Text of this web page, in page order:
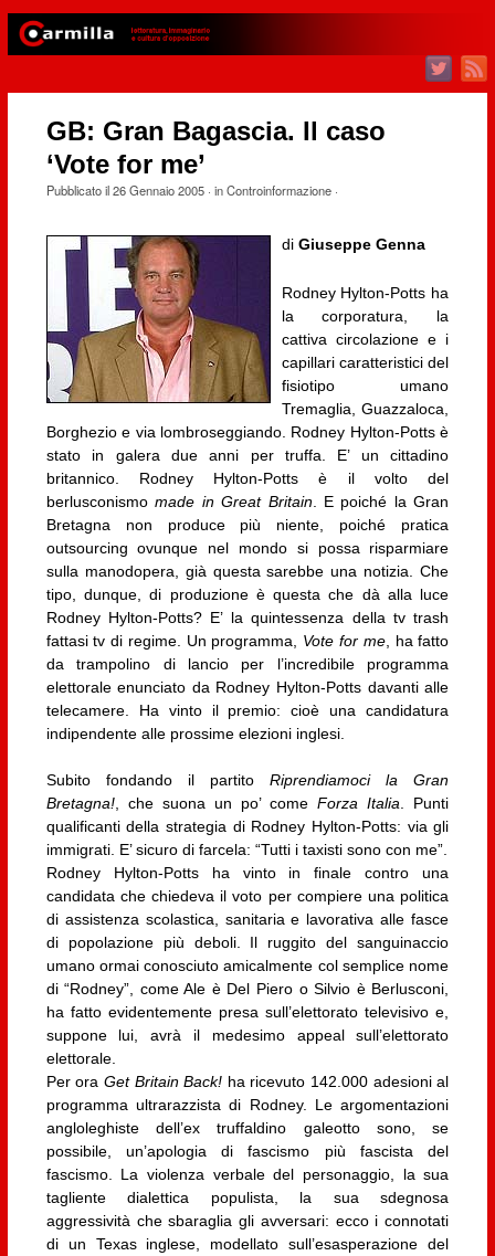
GB: Gran Bagascia. Il caso
‘Vote for me’
Pubblicato il26 Gennaio 2005· inControinformazione·
di Giuseppe Genna
Rodney Hylton-Potts ha
la corporatura, la
cattiva circolazione e i
capillari caratteristici del
fisiotipo umano
Tremaglia, Guazzaloca,
Borghezio e via lombroseggiando. Rodney Hylton-Potts è
stato in galera due anni per truffa. E’ un cittadino
britannico. Rodney Hylton-Potts è il volto del
berlusconismomade in Great Britain. E poiché la Gran
Bretagna non produce più niente, poiché pratica
outsourcing ovunque nel mondo si possa risparmiare
sulla manodopera, già questa sarebbe una notizia. Che
tipo, dunque, di produzione è questa che dà alla luce
Rodney Hylton-Potts? E’ la quintessenza della tv trash
fattasi tv di regime. Un programma, Vote for me, ha fatto
da trampolino di lancio per l’incredibile programma
elettorale enunciato da Rodney Hylton-Potts davanti alle
telecamere. Ha vinto il premio: cioè una candidatura
indipendente alle prossime elezioni inglesi.
Subito fondando il partitoRiprendiamoci la Gran
Bretagna!, che suona un po’ comeForza Italia . Punti
qualificanti della strategia di Rodney Hylton-Potts: via gli
immigrati. E’ sicuro di farcela: “Tutti i taxisti sono con me”.
Rodney Hylton-Potts ha vinto in finale contro una
candidata che chiedeva il voto per compiere una politica
di assistenza scolastica, sanitaria e lavorativa alle fasce
di popolazione più deboli. Il ruggito del sanguinaccio
umano ormai conosciuto amicalmente col semplice nome
di “Rodney”, come Ale è Del Piero o Silvio è Berlusconi,
ha fatto evidentemente presa sull’elettorato televisivo e,
suppone lui, avrà il medesimo appeal sull’elettorato
elettorale.
Per ora Get Britain Back! ha ricevuto 142.000 adesioni al
programma ultrarazzista di Rodney. Le argomentazioni
angloleghiste dell’ex truffaldino galeotto sono, se
possibile, un’apologia di fascismo più fascista del
fascismo. La violenza verbale del personaggio, la sua
tagliente dialettica populista, la sua sdegnosa
aggressività che sbaraglia gli avversari: ecco i connotati
di un Texas inglese, modellato sull’esasperazione del